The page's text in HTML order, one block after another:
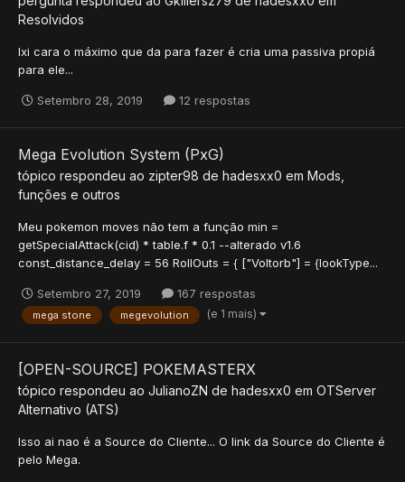
Resolvidos
Ixi cara o máximo que da para fazer é cria uma passiva propiá
para ele...
Setembro 28, 2019 12 respostas
Mega Evolution System (PxG)
tópico respondeu ao zipter98 de hadesxx0 em Mods,
funções e outros
Meu pokemon moves não tem a função min =
getSpecialAttack(cid) * table.f * 0.1 --alterado v1.6
const_distance_delay = 56 RollOuts = { ["Voltorb"] = {lookType...
Setembro 27, 2019 167 respostas
mega stone megevolution (e 1 mais)
[OPEN-SOURCE] POKEMASTERX
tópico respondeu ao JulianoZN de hadesxx0 em OTServer
Alternativo (ATS)
Isso ai nao é a Source do Cliente... O link da Source do Cliente é
pelo Mega.